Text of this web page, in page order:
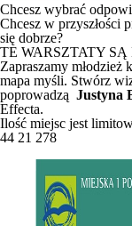
Chcesz wybrać
Chcesz w przyszłości
się dobrze?
TE WARSZTATY
Zapraszamy młodzież
mapa myśli. Stwórz
poprowadzą Justyna
Effecta.
Ilość miejsc jest
44 21 278